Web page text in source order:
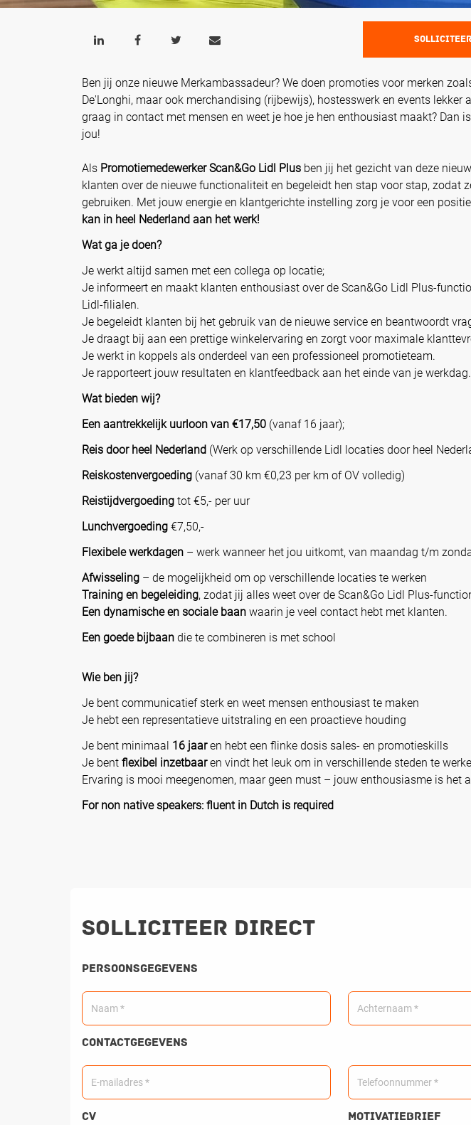
Ben jij onze nieuwe Merkambassadeur? We doen promoties voor merken
De'Longhi, maar ook merchandising (rijbewijs), hostesswerk en events lekker
graag in contact met mensen en weet je hoe je hen enthousiast maakt? Dan
jou!
Als Promotiemedewerker Scan&Go Lidl Plus ben jij het gezicht van deze
klanten over de nieuwe functionaliteit en begeleidt hen stap voor stap, zodat
gebruiken. Met jouw energie en klantgerichte instelling zorg je voor een
kan in heel Nederland aan het werk!
Wat ga je doen?
Je werkt altijd samen met een collega op locatie;
Je informeert en maakt klanten enthousiast over de Scan&Go Lidl Plus-
Lidl-filialen.
Je begeleidt klanten bij het gebruik van de nieuwe service en beantwoordt
Je draagt bij aan een prettige winkelervaring en zorgt voor maximale
Je werkt in koppels als onderdeel van een professioneel promotieteam.
Je rapporteert jouw resultaten en klantfeedback aan het einde van je werkdag.
Wat bieden wij?
Een aantrekkelijk uurloon van €17,50 (vanaf 16 jaar);
Reis door heel Nederland (Werk op verschillende Lidl locaties door heel
Reiskostenvergoeding (vanaf 30 km €0,23 per km of OV volledig)
Reistijdvergoeding tot €5,- per uur
Lunchvergoeding €7,50,-
Flexibele werkdagen – werk wanneer het jou uitkomt, van maandag t/m
Afwisseling – de mogelijkheid om op verschillende locaties te werken
Training en begeleiding, zodat jij alles weet over de Scan&Go Lidl Plus-
Een dynamische en sociale baan waarin je veel contact hebt met klanten.
Een goede bijbaan die te combineren is met school
Wie ben jij?
Je bent communicatief sterk en weet mensen enthousiast te maken
Je hebt een representatieve uitstraling en een proactieve houding
Je bent minimaal 16 jaaren hebt een flinke dosis sales- en promotieskills
Je bent flexibel inzetbaaren vindt het leuk om in verschillende steden te
Ervaring is mooi meegenomen, maar geen must – jouw enthousiasme is het
For non native speakers: fluent in Dutch is required
Solliciteer direct
Persoonsgegevens
Contactgegevens
CV Motivatiebrief